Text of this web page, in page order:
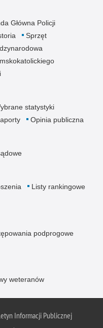
Główna Policji
Sprzęt
statystyki
Opinia publiczna
Listy rankingowe
podprogowe
weteranów
Informacji Publicznej